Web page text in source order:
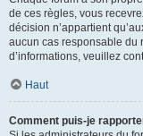
de ces règles, vous
décision n’appartient
aucun cas responsable du
d’informations, veuillez
Haut
Comment puis-je